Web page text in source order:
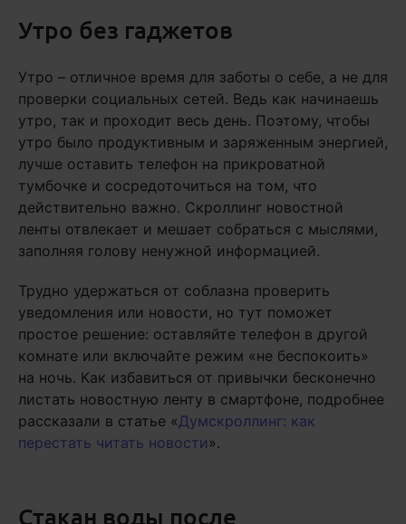
Утро без гаджетов
Утро – отличное время для заботы о себе, а не для
проверки социальных сетей. Ведь как начинаешь
утро, так и проходит весь день. Поэтому, чтобы
утро было продуктивным и заряженным энергией,
лучше оставить телефон на прикроватной
тумбочке и сосредоточиться на том, что
действительно важно. Скроллинг новостной
ленты отвлекает и мешает собраться с мыслями,
заполняя голову ненужной информацией.
Трудно удержаться от соблазна проверить
уведомления или новости, но тут поможет
простое решение: оставляйте телефон в другой
комнате или включайте режим «не беспокоить»
на ночь. Как избавиться от привычки бесконечно
листать новостную ленту в смартфоне, подробнее
рассказали в статье «Думскроллинг: как
перестать читать новости».
Стакан воды после